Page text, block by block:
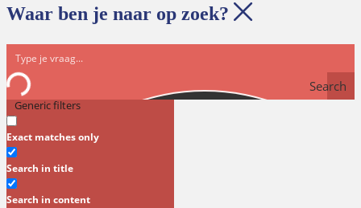
Waar ben je naar op zoek?
Search
Generic filters
Exact matches only
Search in title
Search in content